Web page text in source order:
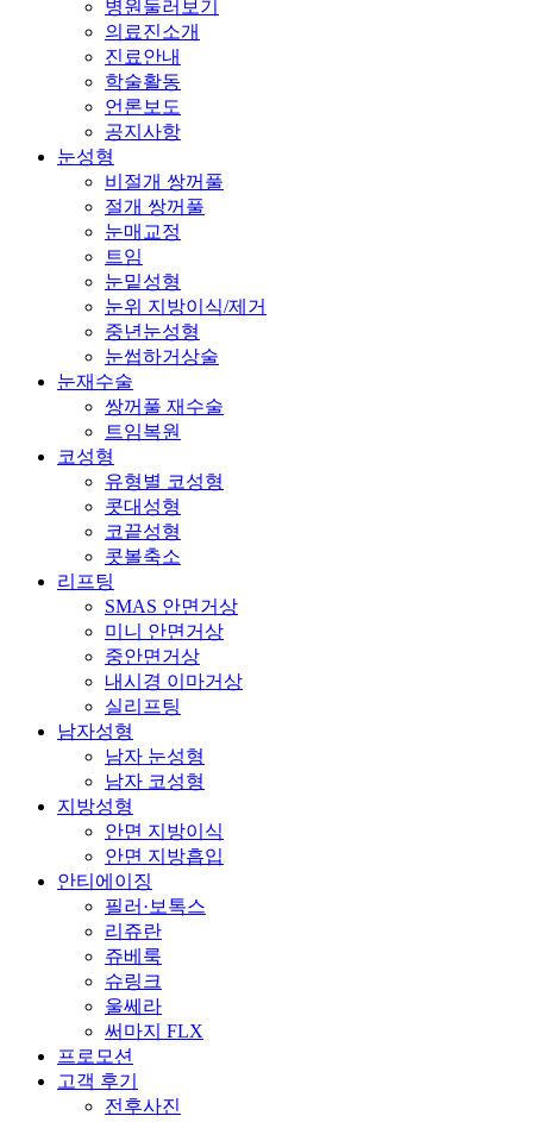
병원둘러보기
의료진소개
진료안내
학술활동
언론보도
공지사항
눈성형
비절개 쌍꺼풀
절개 쌍꺼풀
눈매교정
트임
눈밑성형
눈위 지방이식/제거
중년눈성형
눈썹하거상술
눈재수술
쌍꺼풀 재수술
트임복원
코성형
유형별 코성형
콧대성형
코끝성형
콧볼축소
리프팅
SMAS 안면거상
미니 안면거상
중안면거상
내시경 이마거상
실리프팅
남자성형
남자 눈성형
남자 코성형
지방성형
안면 지방이식
안면 지방흡입
안티에이징
필러·보톡스
리쥬란
쥬베룩
슈링크
울쎄라
써마지 FLX
프로모션
고객 후기
전후사진